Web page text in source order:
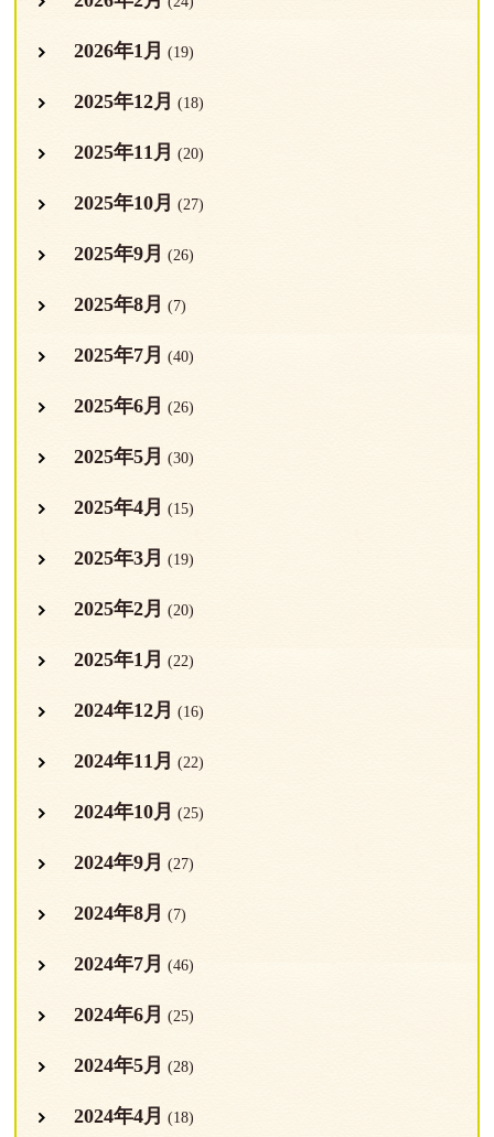
2026年1月 (19)
2025年12月 (18)
2025年11月 (20)
2025年10月 (27)
2025年9月 (26)
2025年8月 (7)
2025年7月 (40)
2025年6月 (26)
2025年5月 (30)
2025年4月 (15)
2025年3月 (19)
2025年2月 (20)
2025年1月 (22)
2024年12月 (16)
2024年11月 (22)
2024年10月 (25)
2024年9月 (27)
2024年8月 (7)
2024年7月 (46)
2024年6月 (25)
2024年5月 (28)
2024年4月 (18)